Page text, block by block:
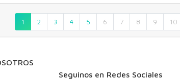
1 2 3 4 5 6 7 8 9 10
Seguinos en Redes Sociales